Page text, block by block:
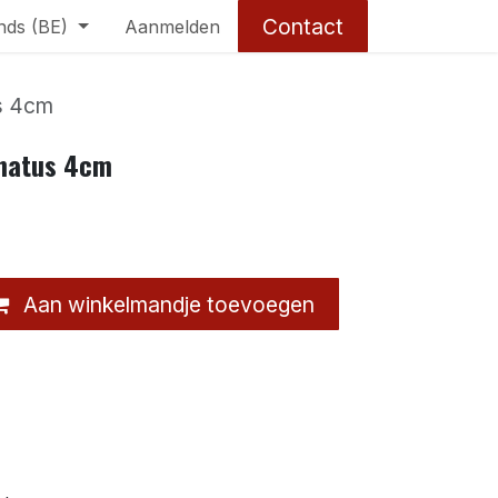
(BE) Aanmelden Contact
4cm
4cm
Aan winkelmandje toevoegen